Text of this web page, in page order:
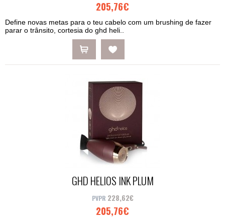
205,76€
Define novas metas para o teu cabelo com um brushing de fazer
parar o trânsito, cortesia do ghd heli..
GHD HELIOS INK PLUM
228,62€
205,76€